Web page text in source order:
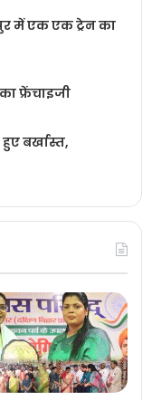
में एक एक ट्रेन का
फ्रेंचाइजी
बर्खास्त,